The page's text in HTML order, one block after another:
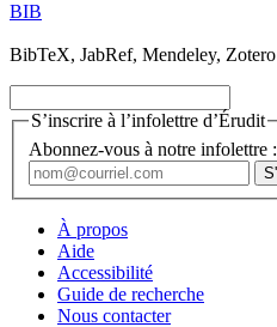
BIB
BibTeX, JabRef, Mendeley, Zotero
S’inscrire à l’infolettre d’Érudit
Abonnez-vous à notre infolettre :
À propos
Aide
Accessibilité
Guide de recherche
Nous contacter